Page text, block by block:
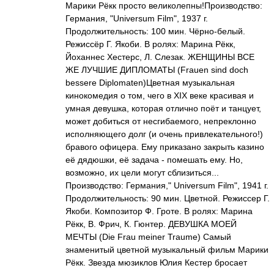
Марики Рёкк просто великолепны!Производство:
Германия, "Universum Film", 1937 г.
Продолжительность: 100 мин. Чёрно-белый.
Режиссёр Г. Якоби. В ролях: Марина Рёкк,
Йоханнес Хестерс, Л. Слезак. ЖЕНЩИНЫ ВСЕ
ЖЕ ЛУЧШИЕ ДИПЛОМАТЫ (Frauen sind doch
bessere Diplomaten)Цветная музыкальная
кинокомедия о том, чего в XIX веке красивая и
умная девушка, которая отлично поёт и танцует,
может добиться от несгибаемого, непреклонно
исполняющего долг (и очень привлекательного!)
бравого офицера. Ему приказано закрыть казино
её дядюшки, её задача - помешать ему. Но,
возможно, их цели могут сблизиться...
Производство: Германия," Universum Film", 1941 г.
Продолжительность: 90 мин. Цветной. Режиссер Г.
Якоби. Композитор Ф. Гроте. В ролях: Марина
Рёкк, В. Фрич, К. Гюнтер. ДЕВУШКА МОЕЙ
МЕЧТЫ (Die Frau meiner Traume) Самый
знаменитый цветной музыкальный фильм Марики
Рёкк. Звезда мюзиклов Юлия Кестер бросает